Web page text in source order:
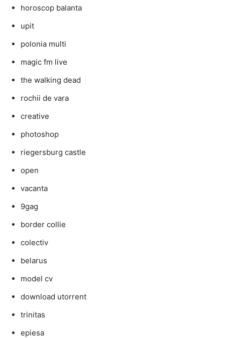
horoscop balanta
upit
polonia multi
magic fm live
the walking dead
rochii de vara
creative
photoshop
riegersburg castle
open
vacanta
9gag
border collie
colectiv
belarus
model cv
download utorrent
trinitas
epiesa